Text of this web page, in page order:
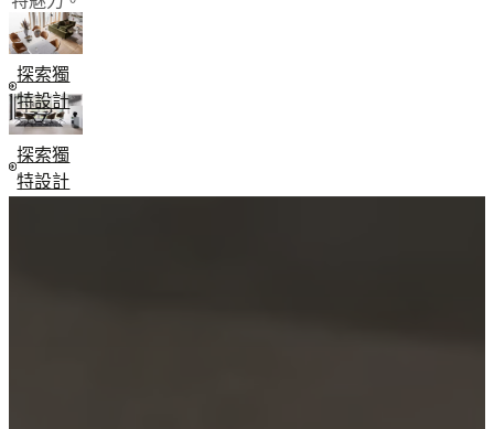
市
查
詢
BoConcept
簡
介
價
值
探索獨
特設計
探索獨
特設計